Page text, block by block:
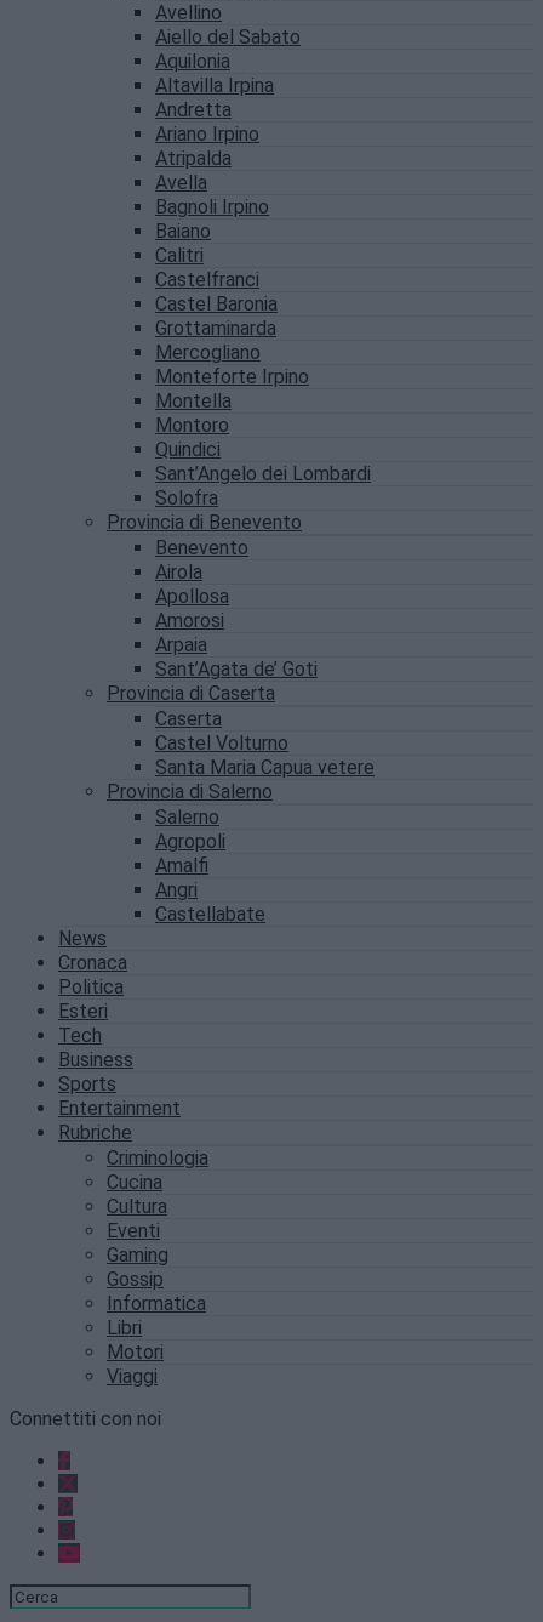
Avellino
Aiello del Sabato
Aquilonia
Altavilla Irpina
Andretta
Ariano Irpino
Atripalda
Avella
Bagnoli Irpino
Baiano
Calitri
Castelfranci
Castel Baronia
Grottaminarda
Mercogliano
Monteforte Irpino
Montella
Montoro
Quindici
Sant’Angelo dei Lombardi
Solofra
Provincia di Benevento
Benevento
Airola
Apollosa
Amorosi
Arpaia
Sant’Agata de’ Goti
Provincia di Caserta
Caserta
Castel Volturno
Santa Maria Capua vetere
Provincia di Salerno
Salerno
Agropoli
Amalfi
Angri
Castellabate
News
Cronaca
Politica
Esteri
Tech
Business
Sports
Entertainment
Rubriche
Criminologia
Cucina
Cultura
Eventi
Gaming
Gossip
Informatica
Libri
Motori
Viaggi
Connettiti con noi